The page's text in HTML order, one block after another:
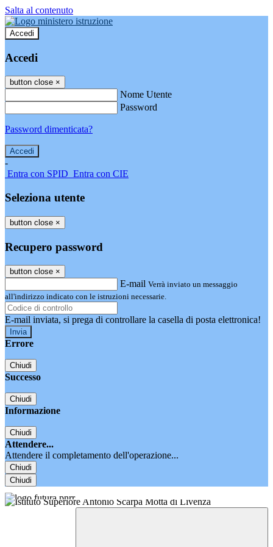
Salta al contenuto
Accedi
Accedi
button close ×
Nome Utente
Password
Password dimenticata?
-
Entra con SPID Entra con CIE
Seleziona utente
button close ×
Recupero password
button close ×
E-mail Verrà inviato un messaggio
all'indirizzo indicato con le istruzioni necessarie.
E-mail inviata, si prega di controllare la casella di posta elettronica!
Errore
Chiudi
Successo
Chiudi
Informazione
Chiudi
Attendere...
Attendere il completamento dell'operazione...
Chiudi
Chiudi